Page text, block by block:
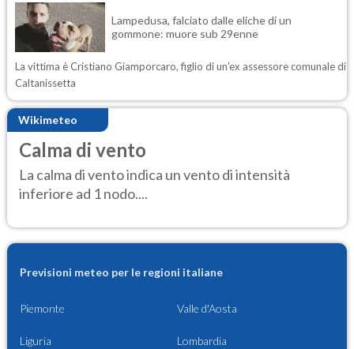
Lampedusa, falciato dalle eliche di un
gommone: muore sub 29enne
La vittima è Cristiano Giamporcaro, figlio di un'ex assessore comunale di
Caltanissetta
Wikimeteo
Calma di vento
La calma di vento indica un vento di intensità
inferiore ad 1 nodo....
Previsioni meteo per le regioni italiane
Piemonte Valle d'Aosta
Liguria Lombardia